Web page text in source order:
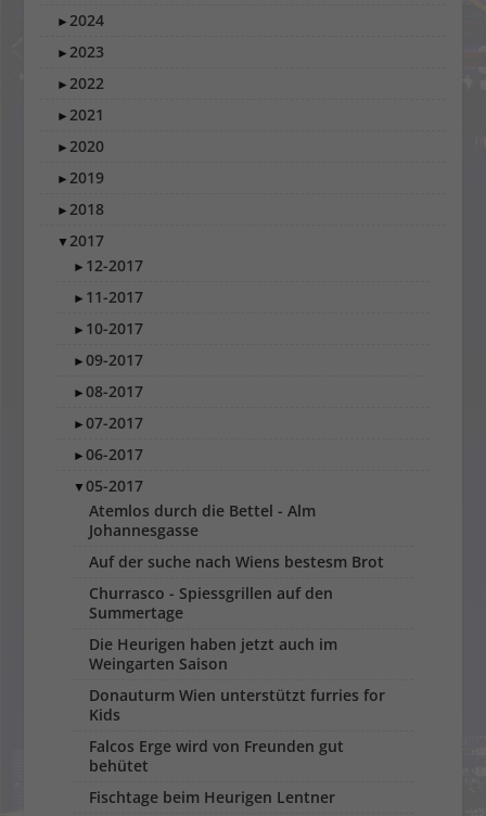
►2024
►2023
►2022
►2021
►2020
►2019
►2018
▼2017
► 12-2017
► 11-2017
► 10-2017
►09-2017
►08-2017
►07-2017
►06-2017
▼05-2017
Atemlos durch die Bettel - Alm
Johannesgasse
Auf der suche nach Wiens bestesm Brot
Churrasco - Spiessgrillen auf den
Summertage
Die Heurigen haben jetzt auch im
Weingarten Saison
Donauturm Wien unterstützt furries for
Kids
Falcos Erge wird von Freunden gut
behütet
Fischtage beim Heurigen Lentner